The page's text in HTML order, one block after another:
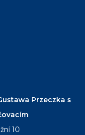
Przeczka s
10